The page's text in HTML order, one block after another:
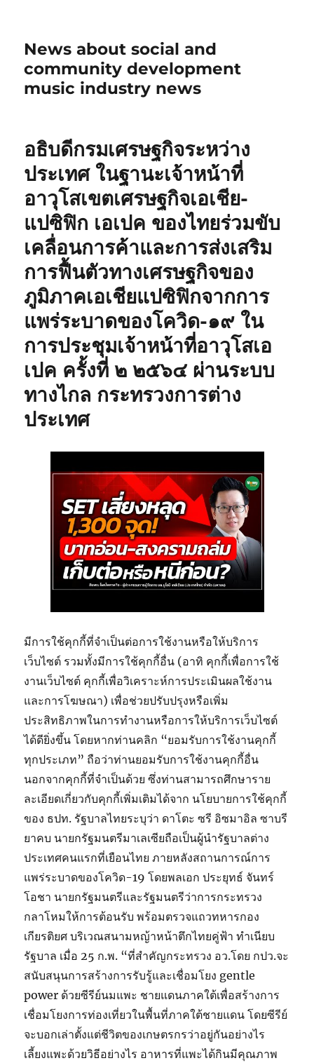
News about social and
community development
music industry news
อธิบดีกรมเศรษฐกิจระหว่าง
ประเทศ ในฐานะเจ้าหน้าที่
อาวุโสเขตเศรษฐกิจเอเชีย-
แปซิฟิก เอเปค ของไทยร่วมขับ
เคลื่อนการค้าและการส่งเสริม
การฟื้นตัวทางเศรษฐกิจของ
ภูมิภาคเอเชียแปซิฟิกจากการ
แพร่ระบาดของโควิด-๑๙ ใน
การประชุมเจ้าหน้าที่อาวุโสเอ
เปค ครั้งที่ ๒ ๒๕๖๔ ผ่านระบบ
ทางไกล กระทรวงการต่าง
ประเทศ
มีการใช้คุกกี้ที่จำเป็นต่อการใช้งานหรือให้บริการ
เว็บไซต์ รวมทั้งมีการใช้คุกกี้อื่น (อาทิ คุกกี้เพื่อการใช้
งานเว็บไซต์ คุกกี้เพื่อวิเคราะห์การประเมินผลใช้งาน
และการโฆษณา) เพื่อช่วยปรับปรุงหรือเพิ่ม
ประสิทธิภาพในการทำงานหรือการให้บริการเว็บไซต์
ได้ดียิ่งขึ้น โดยหากท่านคลิก “ยอมรับการใช้งานคุกกี้
ทุกประเภท” ถือว่าท่านยอมรับการใช้งานคุกกี้อื่น
นอกจากคุกกี้ที่จำเป็นด้วย ซึ่งท่านสามารถศึกษาราย
ละเอียดเกี่ยวกับคุกกี้เพิ่มเติมได้จาก นโยบายการใช้คุกกี้
ของ ธปท. รัฐบาลไทยระบุว่า ดาโตะ ซรี อิซมาอิล ซาบรี
ยาคบ นายกรัฐมนตรีมาเลเซียถือเป็นผู้นำรัฐบาลต่าง
ประเทศคนแรกที่เยือนไทย ภายหลังสถานการณ์การ
แพร่ระบาดของโควิด-19 โดยพลเอก ประยุทธ์ จันทร์
โอชา นายกรัฐมนตรีและรัฐมนตรีว่าการกระทรวง
กลาโหมให้การต้อนรับ พร้อมตรวจแถวทหารกอง
เกียรติยศ บริเวณสนามหญ้าหน้าตึกไทยคู่ฟ้า ทำเนียบ
รัฐบาล เมื่อ 25 ก.พ. “ที่สำคัญกระทรวง อว.โดย กปว.จะ
สนับสนุนการสร้างการรับรู้และเชื่อมโยง gentle
power ด้วยซีรีย์นมแพะ ชายแดนภาคใต้เพื่อสร้างการ
เชื่อมโยงการท่องเที่ยวในพื้นที่ภาคใต้ชายแดน โดยซีรีย์
จะบอกเล่าตั้งแต่ชีวิตของเกษตรกรว่าอยู่กันอย่างไร
เลี้ยงแพะด้วยวิธีอย่างไร อาหารที่แพะได้กินมีคุณภาพ